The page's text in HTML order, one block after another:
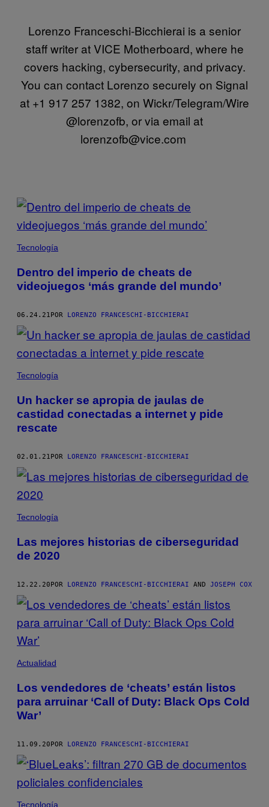
Lorenzo Franceschi-Bicchierai is a senior
staff writer at VICE Motherboard, where he
covers hacking, cybersecurity, and privacy.
You can contact Lorenzo securely on Signal
at +1 917 257 1382, on Wickr/Telegram/Wire
@lorenzofb, or via email at
lorenzofb@vice.com
POSTS
BY
THIS
AUTHOR
Tecnología
Dentro del imperio de cheats de
videojuegos ‘más grande del mundo’
06.24.21POR LORENZO FRANCESCHI-BICCHIERAI
Tecnología
Un hacker se apropia de jaulas de
castidad conectadas a internet y pide
rescate
02.01.21POR LORENZO FRANCESCHI-BICCHIERAI
Tecnología
Las mejores historias de ciberseguridad
de 2020
12.22.20POR LORENZO FRANCESCHI-BICCHIERAI AND JOSEPH COX
Actualidad
Los vendedores de ‘cheats’ están listos
para arruinar ‘Call of Duty: Black Ops Cold
War’
11.09.20POR LORENZO FRANCESCHI-BICCHIERAI
Tecnología